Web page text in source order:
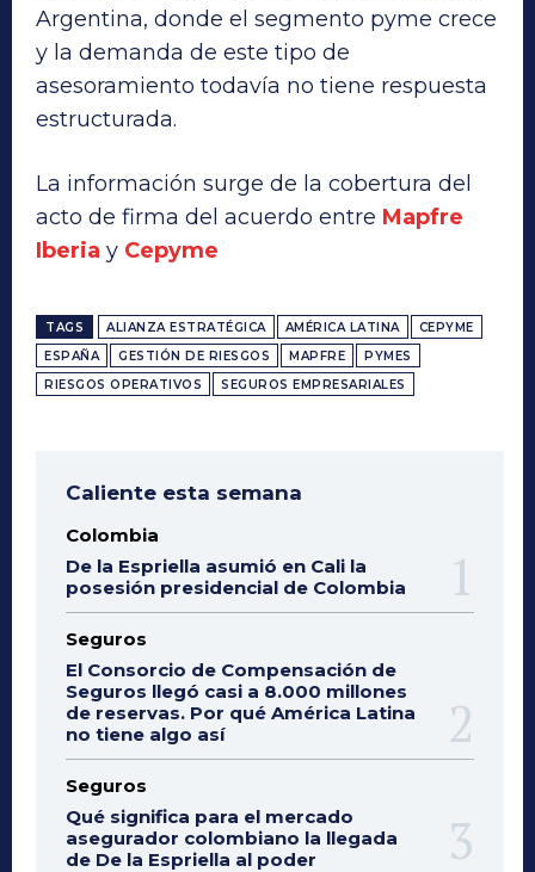
Argentina, donde el segmento pyme crece
y la demanda de este tipo de
asesoramiento todavía no tiene respuesta
estructurada.
La información surge de la cobertura del
acto de firma del acuerdo entre Mapfre
Iberia y Cepyme
TAGS ALIANZA ESTRATÉGICA AMÉRICA LATINA
CEPYME
ESPAÑA
GESTIÓN DE RIESGOS MAPFRE
PYMES
RIESGOS OPERATIVOS
SEGUROS EMPRESARIALES
Caliente esta semana
Colombia
De la Espriella asumió en Cali la
posesión presidencial de Colombia
Seguros
El Consorcio de Compensación de
Seguros llegó casi a 8.000 millones
de reservas. Por qué América Latina
no tiene algo así
Seguros
Qué significa para el mercado
asegurador colombiano la llegada
de De la Espriella al poder